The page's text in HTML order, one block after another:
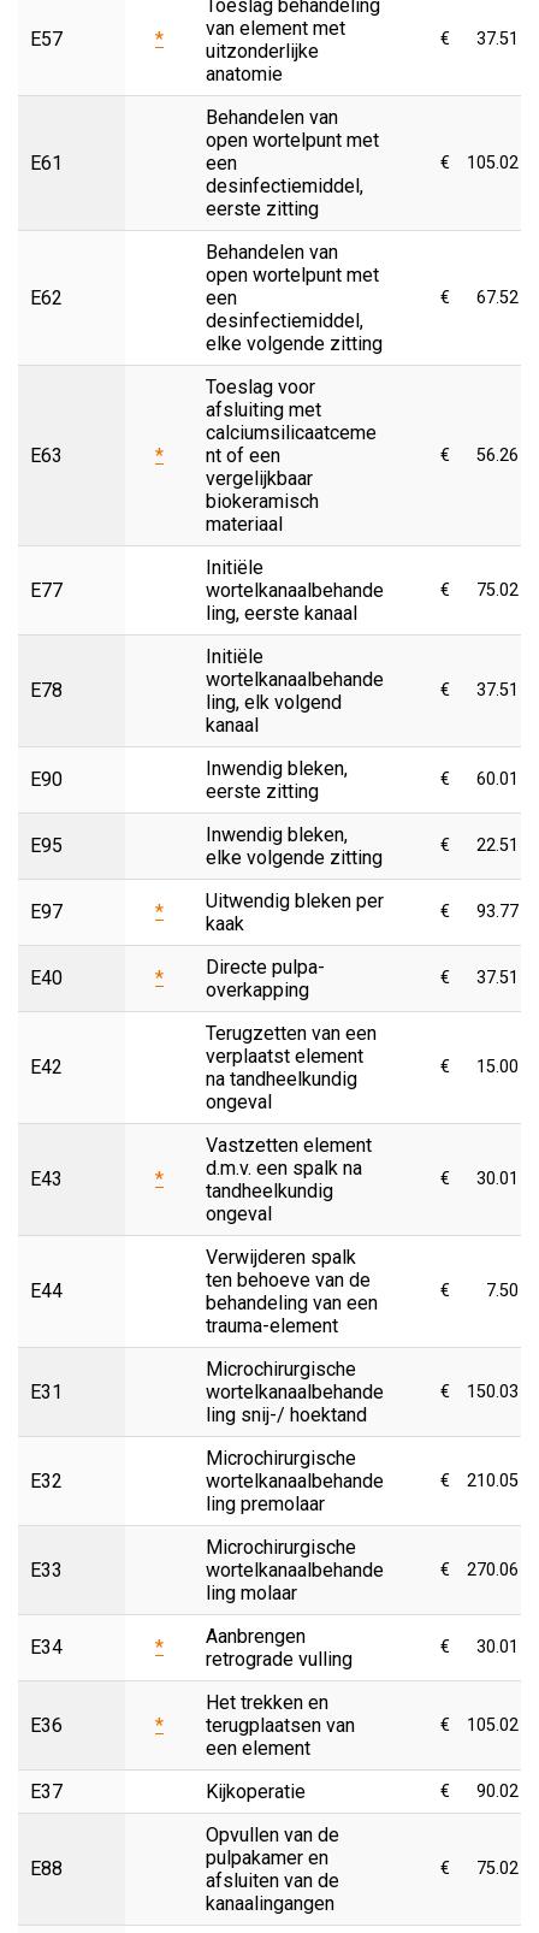
E57 *
Toeslag behandeling
van element met
uitzonderlijke
anatomie
€ 37.51
E61
Behandelen van
open wortelpunt met
een
desinfectiemiddel,
eerste zitting
€ 105.02
E62
Behandelen van
open wortelpunt met
een
desinfectiemiddel,
elke volgende zitting
€ 67.52
E63 *
Toeslag voor
afsluiting met
calciumsilicaatceme
nt of een
vergelijkbaar
biokeramisch
materiaal
€ 56.26
E77
Initiële
wortelkanaalbehande
ling, eerste kanaal
€ 75.02
E78
Initiële
wortelkanaalbehande
ling, elk volgend
kanaal
€ 37.51
E90
Inwendig bleken,
eerste zitting
€ 60.01
E95
Inwendig bleken,
elke volgende zitting
€ 22.51
E97 *
Uitwendig bleken per
kaak
€ 93.77
E40 *
Directe pulpa-
overkapping
€ 37.51
E42
Terugzetten van een
verplaatst element
na tandheelkundig
ongeval
€ 15.00
E43 *
Vastzetten element
d.m.v. een spalk na
tandheelkundig
ongeval
€ 30.01
E44
Verwijderen spalk
ten behoeve van de
behandeling van een
trauma-element
€ 7.50
E31
Microchirurgische
wortelkanaalbehande
ling snij-/ hoektand
€ 150.03
E32
Microchirurgische
wortelkanaalbehande
ling premolaar
€ 210.05
E33
Microchirurgische
wortelkanaalbehande
ling molaar
€ 270.06
E34 *
Aanbrengen
retrograde vulling
€ 30.01
E36 *
Het trekken en
terugplaatsen van
een element
€ 105.02
E37 Kijkoperatie € 90.02
E88
Opvullen van de
pulpakamer en
afsluiten van de
kanaalingangen
€ 75.02